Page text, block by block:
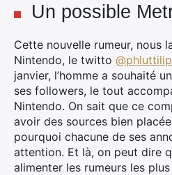
Un possible
Cette nouvelle rumeur, nous
Nintendo, le twitto
janvier, l’homme a souhaité
ses followers, le tout
Nintendo. On sait que ce
avoir des sources bien
pourquoi chacune de ses
attention. Et là, on peut dire
alimenter les rumeurs les